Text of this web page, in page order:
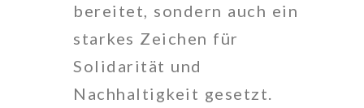
bereitet, sondern auch ein
starkes Zeichen für
Solidarität und
Nachhaltigkeit gesetzt.